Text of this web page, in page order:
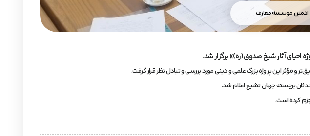
ادمین موسسه معارف
احیای آثار شیخ صدوق(ره)» برگزار شد.
و مؤثر این پروژه بزرگ علمی و دینی مورد بررسی و تبادل نظر قرار گرفت.
برجسته جهان تشیع اعلام شد.
کرده است.